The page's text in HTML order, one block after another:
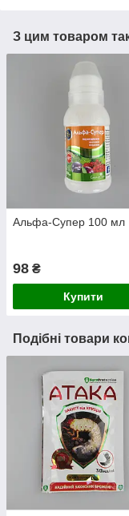
З цим товаром
Альфа-Супер 100 мл
98 ₴
Купити
Подібні товари